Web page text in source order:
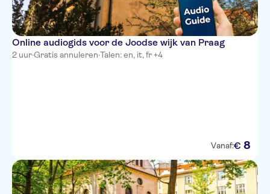
Online audiogids voor de Joodse wijk van Praag
2 uur·Gratis annuleren·Talen: en, it, fr +4
Vanaf:€ 8